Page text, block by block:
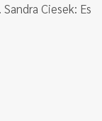
Ciesek: Es